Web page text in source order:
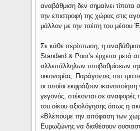
αναβάθμιση δεν σημαίνει τίποτα
την επιστροφή της χώρας στις
μάλλον με την τσέπη του μέσου
Σε κάθε περίπτωση, η
Standard & Poor’s έρχεται μετά
αλλεπάλληλων υποβαθμίσεων
οικονομίας. Παράγοντες του
οι οποίοι εκφράζουν ικανοποίηση
γεγονός, στέκονται σε αναφορές
του οίκου αξιολόγησης όπως η
«Βλέπουμε την απόφαση των
Ευρωζώνης να διαθέσουν